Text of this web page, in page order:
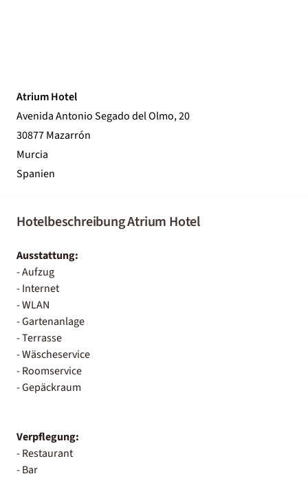
Atrium Hotel
Avenida Antonio Segado del Olmo, 20
30877 Mazarrón
Murcia
Spanien
Hotelbeschreibung Atrium Hotel
Ausstattung:
- Aufzug
- Internet
- WLAN
- Gartenanlage
- Terrasse
- Wäscheservice
- Roomservice
- Gepäckraum
Verpflegung:
- Restaurant
- Bar